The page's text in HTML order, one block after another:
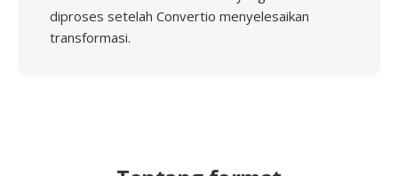
diproses setelah Convertio menyelesaikan
transformasi.